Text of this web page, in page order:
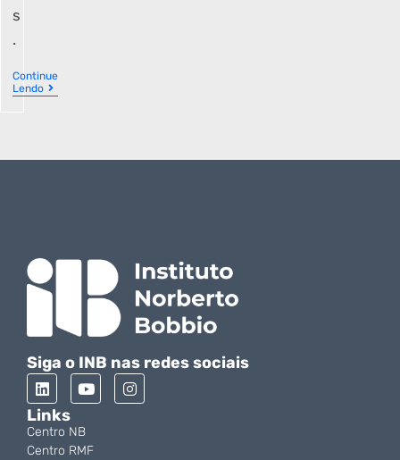
s
.
Continue
Lendo
Siga o INB nas redes sociais
Links
Centro NB
Centro RMF